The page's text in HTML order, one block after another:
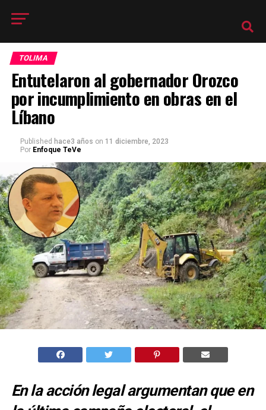
TOLIMA
Entutelaron al gobernador Orozco
por incumplimiento en obras en el
Líbano
Published hace3 años on 11 diciembre, 2023
Por Enfoque TeVe
En la acción legal argumentan que en